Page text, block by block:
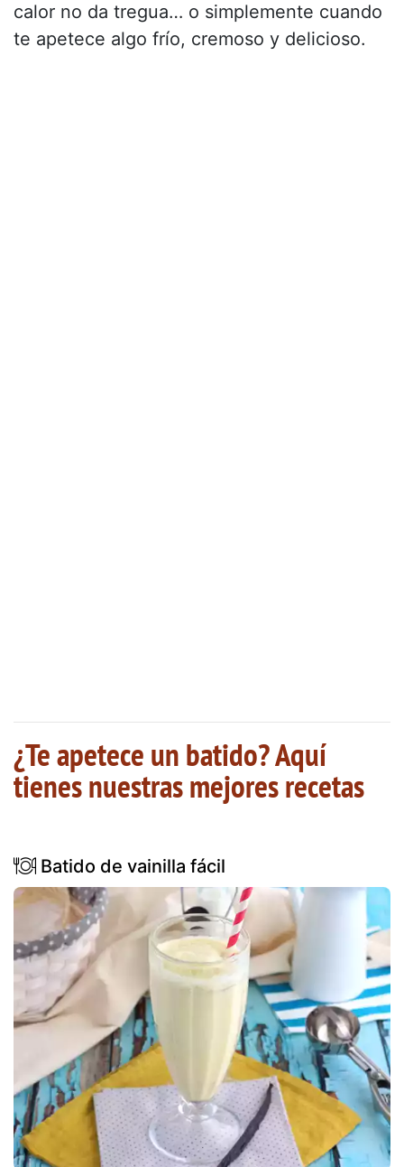
calor no da tregua… o simplemente cuando
te apetece algo frío, cremoso y delicioso.
¿Te apetece un batido? Aquí
tienes nuestras mejores recetas
Batido de vainilla fácil